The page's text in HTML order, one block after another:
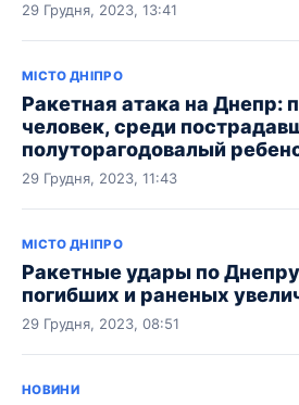
29 Грудня, 2023, 13:41
МІСТО ДНІПРО
Ракетная атака на Днепр:
человек, среди
полуторагодовалый
29 Грудня, 2023, 11:43
МІСТО ДНІПРО
Ракетные удары по
погибших и раненых
29 Грудня, 2023, 08:51
НОВИНИ